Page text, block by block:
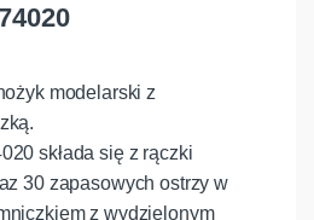
modelarski z
składa się z rączki
30 zapasowych ostrzy w
z wydzielonym